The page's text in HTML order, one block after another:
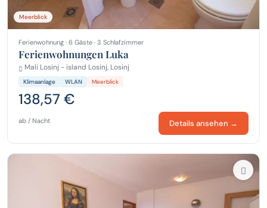
Meerblick
Ferienwohnung · 6 Gäste · 3 Schlafzimmer
Ferienwohnungen Luka
Mali Losinj - island Losinj, Losinj
Klimaanlage WLAN Meerblick
138,57 €
ab / Nacht Details ansehen →